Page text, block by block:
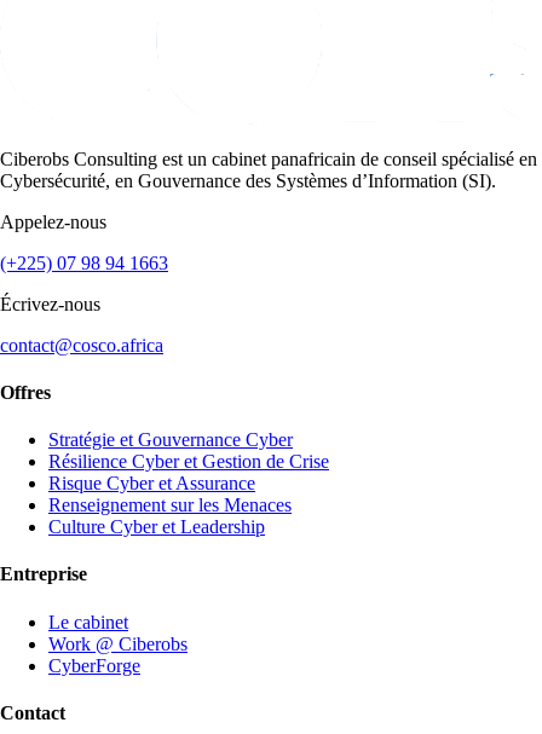
Ciberobs Consulting est un cabinet panafricain de conseil spécialisé en
Cybersécurité, en Gouvernance des Systèmes d’Information (SI).
Appelez-nous
(+225) 07 98 94 1663
Écrivez-nous
contact@cosco.africa
Offres
Stratégie et Gouvernance Cyber
Résilience Cyber et Gestion de Crise
Risque Cyber et Assurance
Renseignement sur les Menaces
Culture Cyber et Leadership
Entreprise
Le cabinet
Work @ Ciberobs
CyberForge
Contact